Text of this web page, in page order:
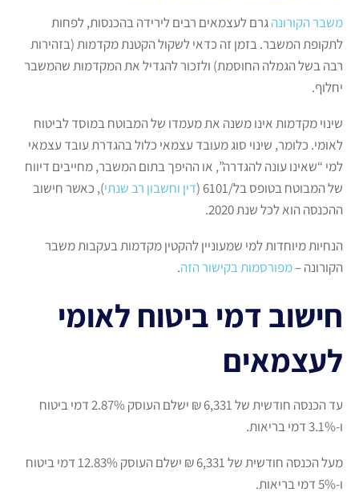
משבר הקורונהגרם לעצמאים רבים לירידה בהכנסות, לפחות
לתקופת המשבר. בזמן זה כדאי לשקול הקטנת מקדמות (בזהירות
רבה בשל הגמלה החוסמת) ולזכור להגדיל את המקדמות שהמשבר
יחלוף.
שינוי מקדמות אינו משנה את מעמדו של המבוטח במוסד לביטוח
לאומי. כלומר, שינוי סוג מעובד עצמאי כלול בהגדרת עובד עצמאי
למי “שאינו עונה להגדרה”, או ההיפך בתום המשבר, מחייבים דיווח
של המבוטח בטופס בל/6101 (
דין וחשבון רב שנתי), כאשר חישוב
ההכנסה הוא לכל שנת 2020.
הנחיות מיוחדות למי שמעוניין להקטין מקדמות בעקבות משבר
הקורונה –מפורסמות בקישור הזה.
חישוב דמי ביטוח לאומי
לעצמאים
עד הכנסה חודשית של 6,331 ₪ ישלם העוסק 2.87% דמי ביטוח
ו-3.1% דמי בריאות.
מעל הכנסה חודשית של 6,331 ₪ ישלם העוסק 12.83% דמי ביטוח
ו-5% דמי בריאות.